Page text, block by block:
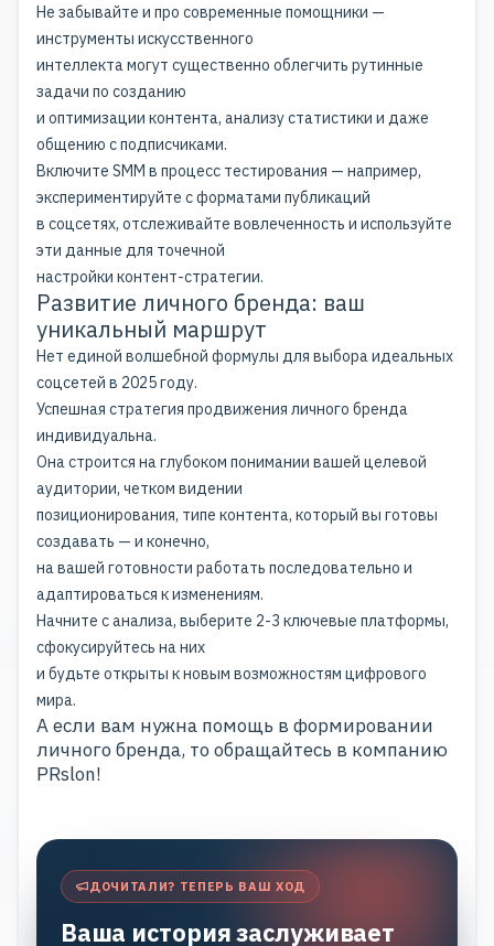
Не забывайте и про современные помощники —
инструменты искусственного
интеллекта могут существенно облегчить рутинные
задачи по созданию
и оптимизации контента, анализу статистики и даже
общению с подписчиками.
Включите SMM в процесс тестирования — например,
экспериментируйте с форматами публикаций
в соцсетях, отслеживайте вовлеченность и используйте
эти данные для точечной
настройки контент-стратегии.
Развитие личного бренда: ваш
уникальный маршрут
Нет единой волшебной формулы для выбора идеальных
соцсетей в 2025 году.
Успешная стратегия продвижения личного бренда
индивидуальна.
Она строится на глубоком понимании вашей целевой
аудитории, четком видении
позиционирования, типе контента, который вы готовы
создавать — и конечно,
на вашей готовности работать последовательно и
адаптироваться к изменениям.
Начните с анализа, выберите 2-3 ключевые платформы,
сфокусируйтесь на них
и будьте открыты к новым возможностям цифрового
мира.
А если вам нужна помощь в формировании
личного бренда, то обращайтесь в компанию
PRslon!
ДОЧИТАЛИ? ТЕПЕРЬ ВАШ ХОД
Ваша история заслуживает